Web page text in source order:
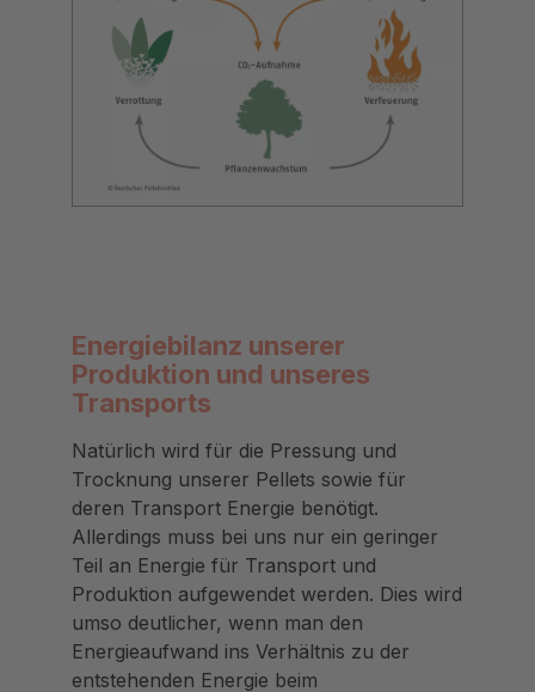
Energiebilanz unserer
Produktion und unseres
Transports
Natürlich wird für die Pressung und
Trocknung unserer Pellets sowie für
deren Transport Energie benötigt.
Allerdings muss bei uns nur ein geringer
Teil an Energie für Transport und
Produktion aufgewendet werden. Dies wird
umso deutlicher, wenn man den
Energieaufwand ins Verhältnis zu der
entstehenden Energie beim